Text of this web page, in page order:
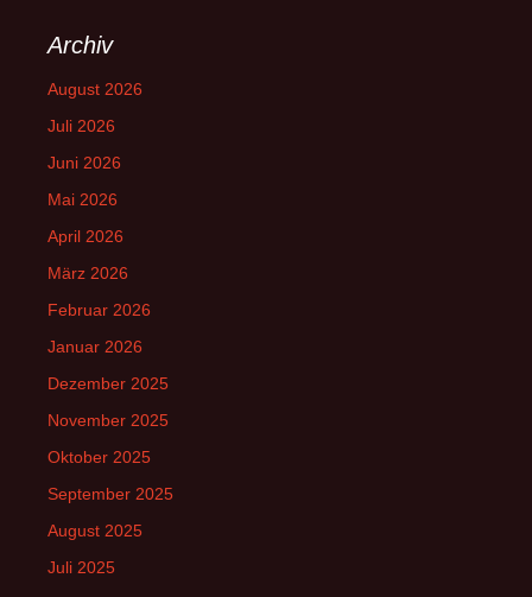
Archiv
August 2026
Juli 2026
Juni 2026
Mai 2026
April 2026
März 2026
Februar 2026
Januar 2026
Dezember 2025
November 2025
Oktober 2025
September 2025
August 2025
Juli 2025